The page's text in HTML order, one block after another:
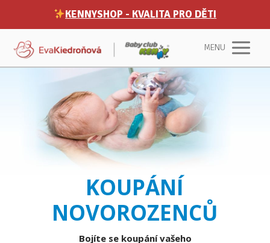
KENNYSHOP - KVALITA PRO DĚTI
MENU
KOUPÁNÍ
NOVOROZENCŮ
Bojíte se koupání vašeho